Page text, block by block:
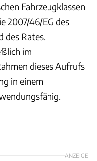
Fahrzeugklassen
2007/46/EG des
des Rates.
im
dieses Aufrufs
in einem
ANZEIGE